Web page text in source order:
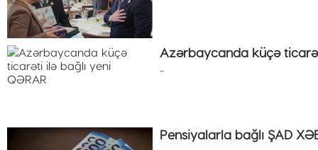
Azərbaycanda küçə
Pensiyalarla bağlı ŞAD